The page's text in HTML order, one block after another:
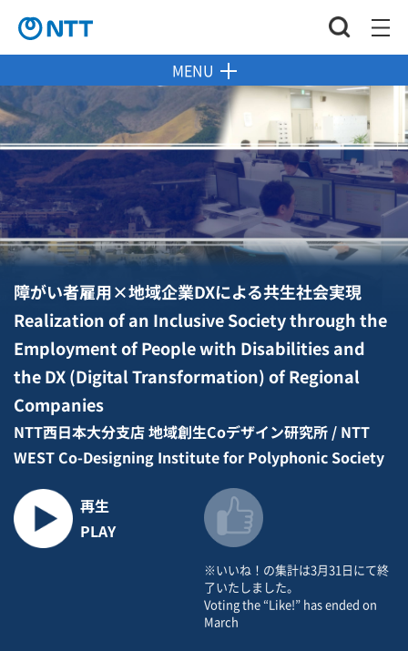
MENU
障がい者雇用×地域企業DXによる共生社会実現
Realization of an Inclusive Society through the
Employment of People with Disabilities and
the DX (Digital Transformation) of Regional
Companies
NTT西日本大分支店 地域創生Coデザイン研究所 / NTT
WEST Co-Designing Institute for Polyphonic Society
再生
PLAY
※いいね！の集計は3月31日にて終
了いたしました。
Voting the “Like!” has ended on
March